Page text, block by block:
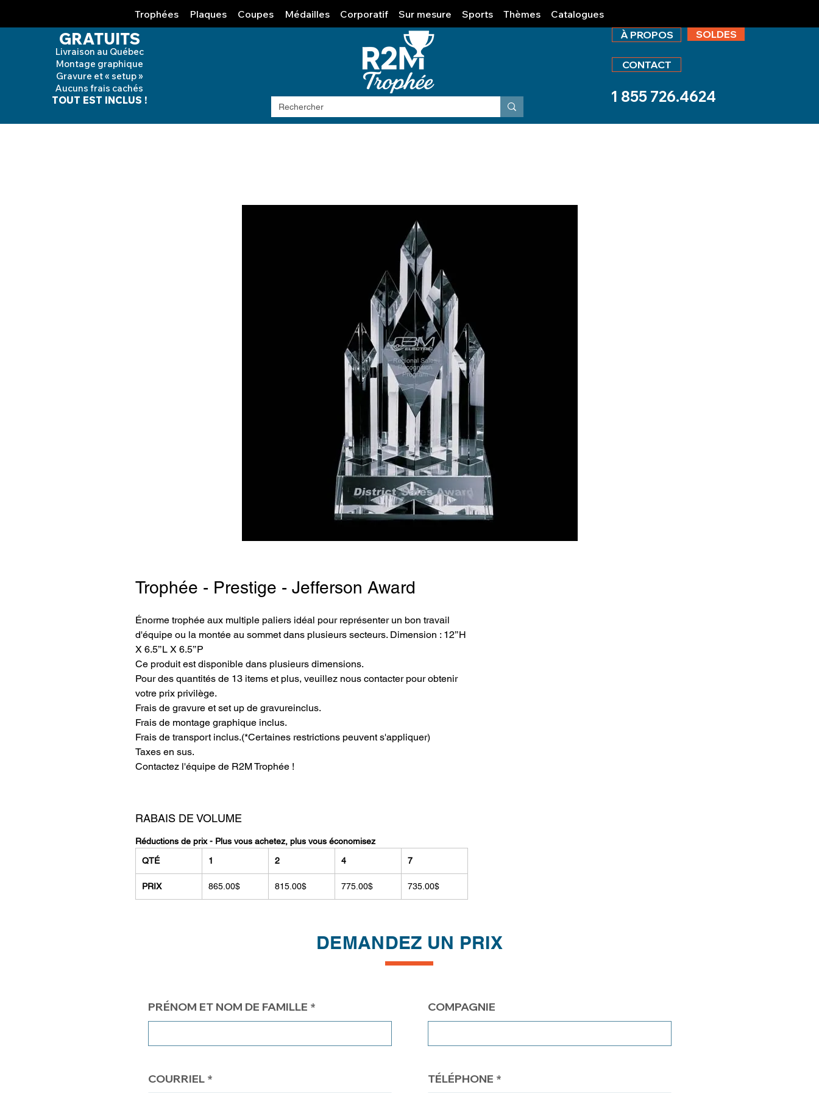
Trophées Plaques Coupes Médailles Corporatif Sur mesure Sports Thèmes Catalogues
GRATUITS
Livraison au Québec
Montage graphique
Gravure et « setup »
Aucuns frais cachés
TOUT EST INCLUS !
À PROPOS SOLDES
CONTACT
1 855 726.4624
Trophée - Prestige - Jefferson Award
Énorme trophée aux multiple paliers idéal pour représenter un bon travail
d'équipe ou la montée au sommet dans plusieurs secteurs. Dimension : 12’’H
X 6.5’’L X 6.5’’P
Ce produit est disponible dans plusieurs dimensions.
Pour des quantités de 13 items et plus, veuillez nous contacter pour obtenir
votre prix privilège.
Frais de gravure et set up de gravureinclus.
Frais de montage graphique inclus.
Frais de transport inclus.(*Certaines restrictions peuvent s'appliquer)
Taxes en sus.
Contactez l'équipe de R2M Trophée !
RABAIS DE VOLUME
Réductions de prix - Plus vous achetez, plus vous économisez
QTÉ
1 2 4 7
PRIX 865.00$ 815.00$ 775.00$ 735.00$
DEMANDEZ UN PRIX
PRÉNOM ET NOM DE FAMILLE
COURRIEL
COMPAGNIE
TÉLÉPHONE